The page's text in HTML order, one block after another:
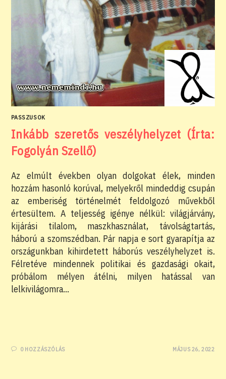
PASSZUSOK
Inkább szeretős veszélyhelyzet (Írta:
Fogolyán Szellő)
Az elmúlt években olyan dolgokat élek, minden
hozzám hasonló korúval, melyekről mindeddig csupán
az emberiség történelmét feldolgozó művekből
értesültem. A teljesség igénye nélkül: világjárvány,
kijárási tilalom, maszkhasználat, távolságtartás,
háború a szomszédban. Pár napja e sort gyarapítja az
országunkban kihirdetett háborús veszélyhelyzet is.
Félretéve mindennek politikai és gazdasági okait,
próbálom mélyen átélni, milyen hatással van
lelkivilágomra…
0 HOZZÁSZÓLÁS MÁJUS 26, 2022